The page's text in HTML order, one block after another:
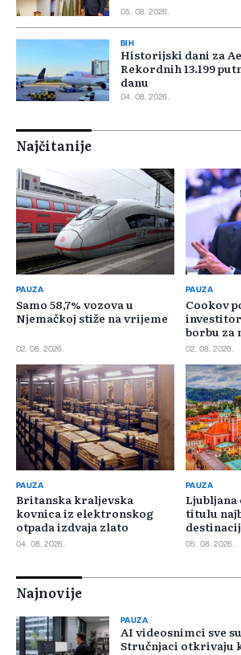
05. 08. 2026.
BIH
Historijski dani za
Rekordnih 13.199
danu
04. 08. 2026.
Najčitanije
PAUZA
Samo 58,7% vozova u
Njemačkoj stiže na vrijeme
02. 08. 2026.
PAUZA
Cookov
borbu za
čipove
02. 08. 2026.
PAUZA
Britanska kraljevska
kovnica iz elektronskog
otpada izdvaja zlato
04. 08. 2026.
PAUZA
Ljubljana
titulu
05. 08. 2026.
Najnovije
PAUZA
AI videosnimci sve
Stručnjaci otkrivaju